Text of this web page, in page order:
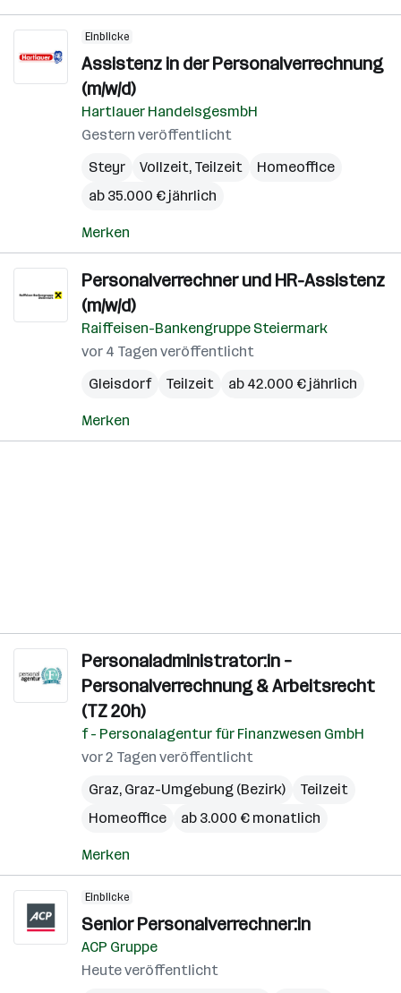
Einblicke
Assistenz in der Personalverrechnung
(m/w/d)
Hartlauer HandelsgesmbH
Gestern veröffentlicht
Steyr
Vollzeit, Teilzeit
Homeoffice
ab 35.000 € jährlich
Merken
Personalverrechner und HR-Assistenz
(m/w/d)
Raiffeisen-Bankengruppe Steiermark
vor 4 Tagen veröffentlicht
Gleisdorf
Teilzeit ab 42.000 € jährlich
Merken
Personaladministrator:in –
Personalverrechnung & Arbeitsrecht
(TZ 20h)
f - Personalagentur für Finanzwesen GmbH
vor 2 Tagen veröffentlicht
Graz, Graz-Umgebung (Bezirk)
Teilzeit
Homeoffice
ab 3.000 € monatlich
Merken
Einblicke
Senior Personalverrechner:in
ACP Gruppe
Heute veröffentlicht